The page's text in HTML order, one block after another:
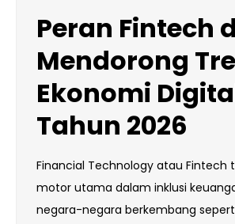
Peran Fintech
Mendorong
Ekonomi
Tahun 2026
Financial Technology atau Fintech
motor utama dalam inklusi
negara-negara berkembang